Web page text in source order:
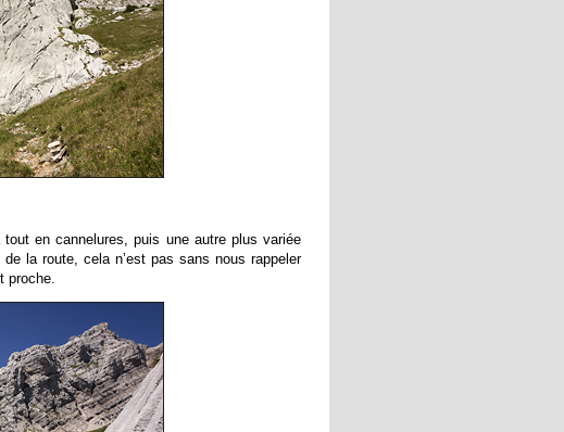
en cannelures, puis une autre plus variée
la route, cela n’est pas sans nous rappeler
proche.